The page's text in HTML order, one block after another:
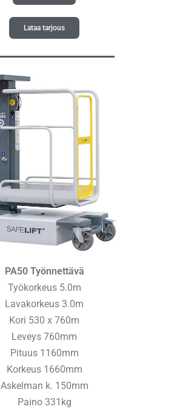
Lataa tarjous
PA50 Työnnettävä
Työkorkeus 5.0m
Lavakorkeus 3.0m
Kori 530 x 760m
Leveys 760mm
Pituus 1160mm
Korkeus 1660mm
Askelman k. 150mm
Paino 331kg